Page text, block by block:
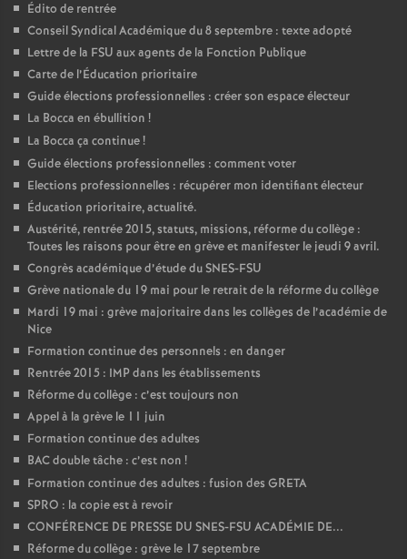
Édito de rentrée
Conseil Syndical Académique du 8 septembre : texte adopté
Lettre de la FSU aux agents de la Fonction Publique
Carte de l’Éducation prioritaire
Guide élections professionnelles : créer son espace électeur
La Bocca en ébullition !
La Bocca ça continue!
Guide élections professionnelles : comment voter
Elections professionnelles : récupérer mon identifiant électeur
Éducation prioritaire, actualité.
Austérité, rentrée 2015, statuts, missions, réforme du collège :
Toutes les raisons pour être en grève et manifester le jeudi 9 avril.
Congrès académique d’étude du SNES-FSU
Grève nationale du 19 mai pour le retrait de la réforme du collège
Mardi 19 mai : grève majoritaire dans les collèges de l’académie de
Nice
Formation continue des personnels : en danger
Rentrée 2015 : IMP dans les établissements
Réforme du collège : c’est toujours non
Appel à la grève le 11 juin
Formation continue des adultes
BAC double tâche : c’est non !
Formation continue des adultes : fusion des GRETA
SPRO : la copie est à revoir
CONFÉRENCE DE PRESSE DU SNES-FSU ACADÉMIE DE...
Réforme du collège : grève le 17 septembre